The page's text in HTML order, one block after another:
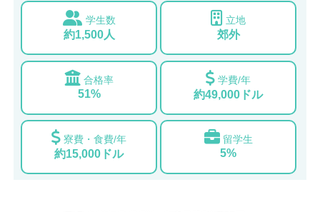
学生数
約1,500人
立地
郊外
合格率
51%
学費/年
約49,000ドル
寮費・食費/年
約15,000ドル
留学生
5%